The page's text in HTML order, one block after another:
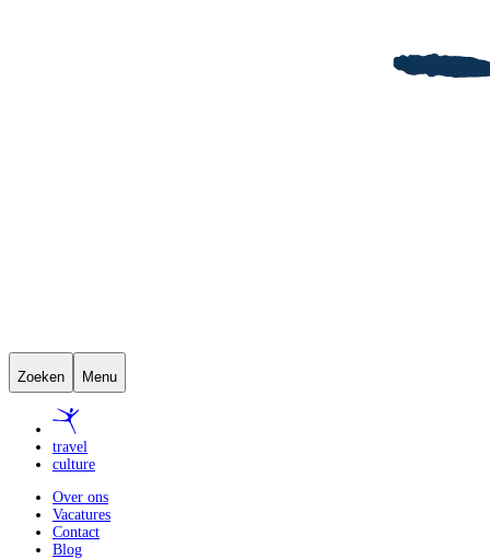
Zoeken Menu
travel
culture
Over ons
Vacatures
Contact
Blog